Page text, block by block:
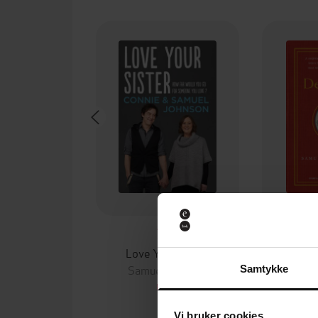
Samtykke
Vi bruker cookies
Love Your Sister
Samuel Johnson
EBOK